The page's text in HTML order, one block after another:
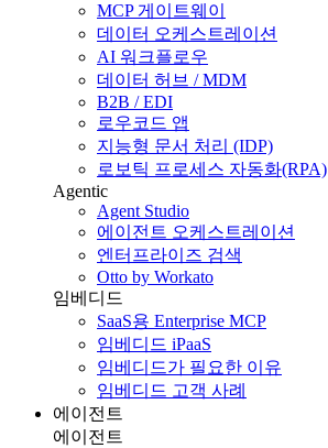
MCP 게이트웨이
데이터 오케스트레이션
AI 워크플로우
데이터 허브 / MDM
B2B / EDI
로우코드 앱
지능형 문서 처리 (IDP)
로보틱 프로세스 자동화(RPA)
Agentic
Agent Studio
에이전트 오케스트레이션
엔터프라이즈 검색
Otto by Workato
임베디드
SaaS용 Enterprise MCP
임베디드 iPaaS
임베디드가 필요한 이유
임베디드 고객 사례
에이전트
에이전트